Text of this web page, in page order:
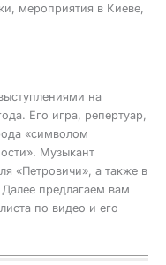
мероприятия в Киеве,
на
Его игра, репертуар,
«символом
Музыкант
«Петровичи», а также в
предлагаем вам
по видео и его